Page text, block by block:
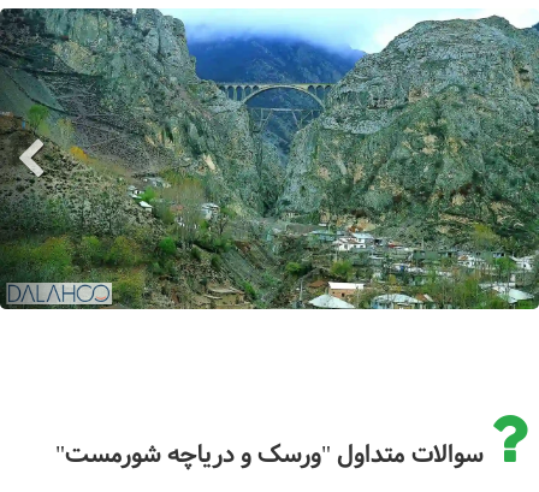
سوالات متداول "ورسک و دریاچه شورمست"